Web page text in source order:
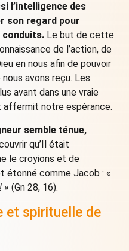
l’intelligence des
son regard pour
conduits. Le but de cette
de l’action, de
en nous afin de pouvoir
avons reçu. Les
avant dans une vraie
affermit notre espérance.
semble ténue,
qu’Il était
le croyions et de
étonné comme Jacob : «
» (Gn 28, 16).
et spirituelle de